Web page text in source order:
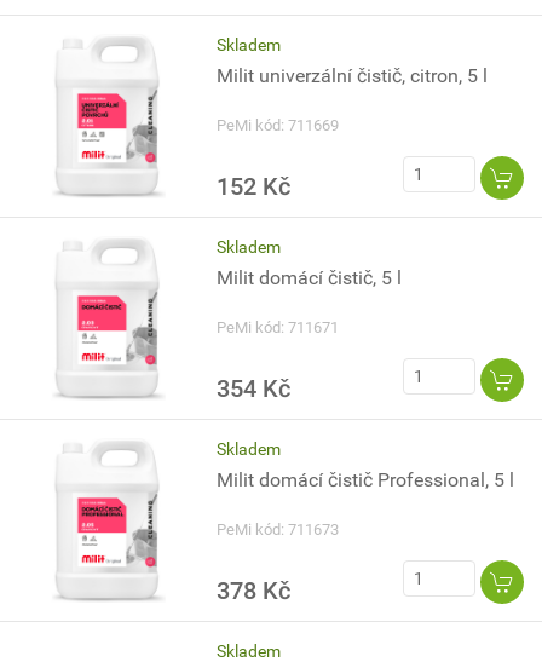
Skladem
Milit univerzální čistič, citron, 5 l
PeMi kód: 711669
152 Kč
Skladem
Milit domácí čistič, 5 l
PeMi kód: 711671
354 Kč
Skladem
Milit domácí čistič Professional, 5 l
PeMi kód: 711673
378 Kč
Skladem